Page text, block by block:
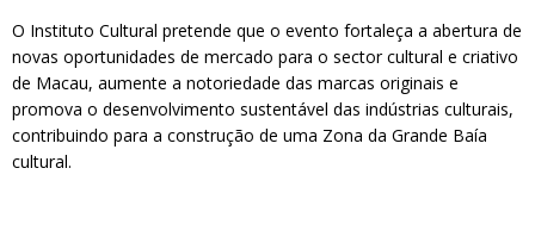
O Instituto Cultural pretende que o evento fortaleça a abertura de
novas oportunidades de mercado para o sector cultural e criativo
de Macau, aumente a notoriedade das marcas originais e
promova o desenvolvimento sustentável das indústrias culturais,
contribuindo para a construção de uma Zona da Grande Baía
cultural.